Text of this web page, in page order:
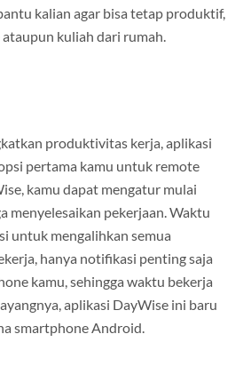
kalian agar bisa tetap produktif,
kuliah dari rumah.
produktivitas kerja, aplikasi
pertama kamu untuk remote
kamu dapat mengatur mulai
menyelesaikan pekerjaan. Waktu
untuk mengalihkan semua
hanya notifikasi penting saja
kamu, sehingga waktu bekerja
aplikasi DayWise ini baru
smartphone Android.